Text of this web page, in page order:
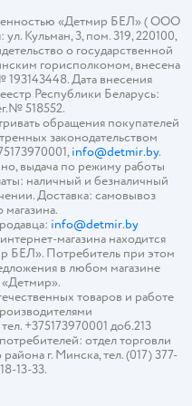
«Детмир БЕЛ» ( ООО
Кульман, 3, пом. 319, 220100,
о государственной
горисполкомом, внесена
193143448. Дата внесения
Республики Беларусь:
518552.
обращения покупателей
законодательством
info@detmir.by.
выдача по режиму работы
наличный и безналичный
Доставка: самовывоз
info@detmir.by
магазина находится
БЕЛ». Потребитель при этом
в любом магазине
«Детмир».
товаров и работе
+375173970001 доб.213
отдел торговли
г. Минска, тел. (017) 377-
13-33.